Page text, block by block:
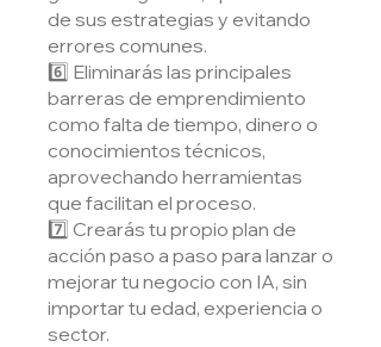
de sus estrategias y evitando
errores comunes.
6️⃣ Eliminarás las principales
barreras de emprendimiento
como falta de tiempo, dinero o
conocimientos técnicos,
aprovechando herramientas
que facilitan el proceso.
7️⃣ Crearás tu propio plan de
acción paso a paso para lanzar o
mejorar tu negocio con IA, sin
importar tu edad, experiencia o
sector.